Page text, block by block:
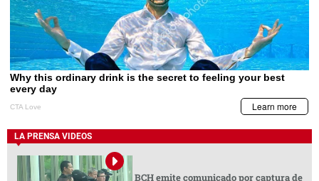
LA PRENSA VIDEOS
BCH emite comunicado por captura de